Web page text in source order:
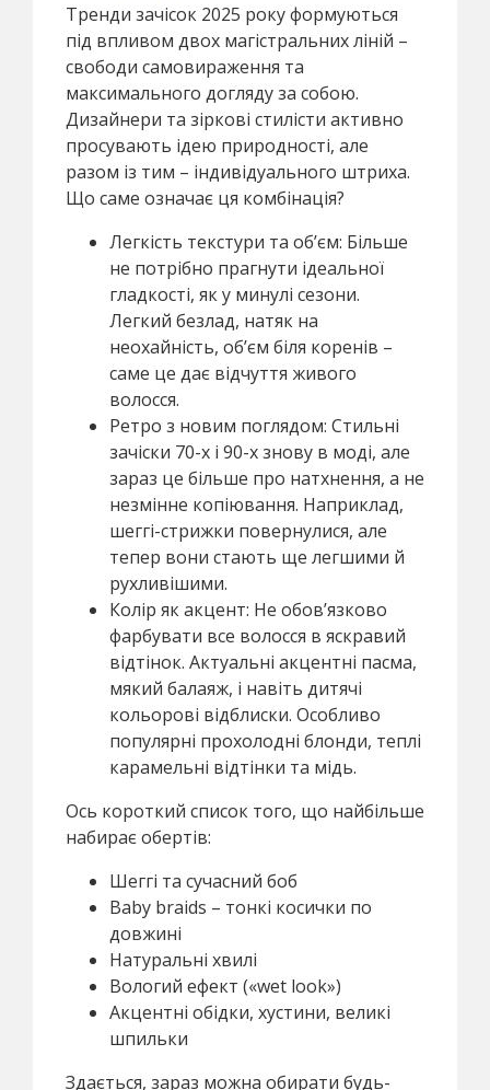
Тренди зачісок 2025 року формуються
під впливом двох магістральних ліній –
свободи самовираження та
максимального догляду за собою.
Дизайнери та зіркові стилісти активно
просувають ідею природності, але
разом із тим – індивідуального штриха.
Що саме означає ця комбінація?
Легкість текстури та об’єм: Більше
не потрібно прагнути ідеальної
гладкості, як у минулі сезони.
Легкий безлад, натяк на
неохайність, об’єм біля коренів –
саме це дає відчуття живого
волосся.
Ретро з новим поглядом: Стильні
зачіски 70-х і 90-х знову в моді, але
зараз це більше про натхнення, а не
незмінне копіювання. Наприклад,
шеггі-стрижки повернулися, але
тепер вони стають ще легшими й
рухливішими.
Колір як акцент: Не обов’язково
фарбувати все волосся в яскравий
відтінок. Актуальні акцентні пасма,
мякий балаяж, і навіть дитячі
кольорові відблиски. Особливо
популярні прохолодні блонди, теплі
карамельні відтінки та мідь.
Ось короткий список того, що найбільше
набирає обертів:
Шеггі та сучасний боб
Baby braids – тонкі косички по
довжині
Натуральні хвилі
Вологий ефект («wet look»)
Акцентні обідки, хустини, великі
шпильки
Здається, зараз можна обирати будь-